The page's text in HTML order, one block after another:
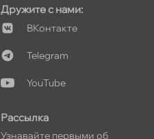
Дружите с нами:
Контакте
Telegram
YouTube
Рассылка
Узнавайте первыми о